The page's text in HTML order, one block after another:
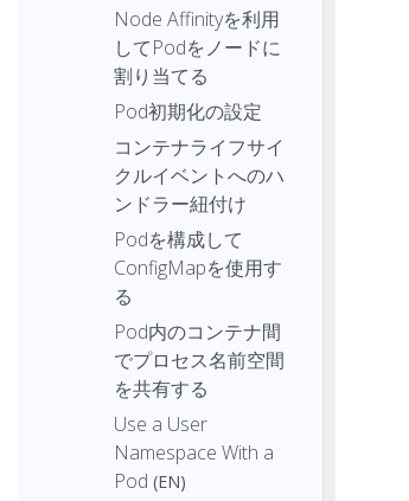
Node Affinityを利用
してPodをノードに
割り当てる
Pod初期化の設定
コンテナライフサイ
クルイベントへのハ
ンドラー紐付け
Podを構成して
ConfigMapを使用す
る
Pod内のコンテナ間
でプロセス名前空間
を共有する
Use a User
Namespace With a
Pod (EN)